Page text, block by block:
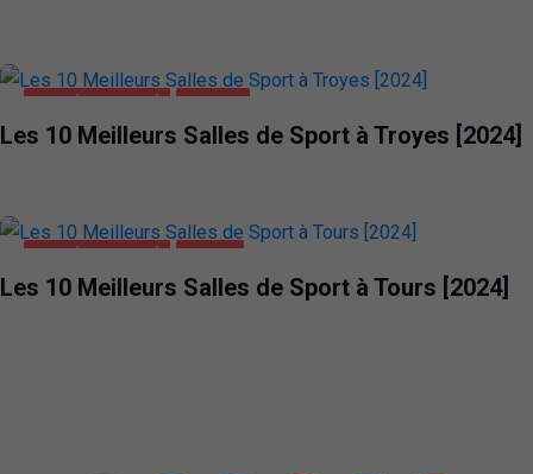
Les 10 Meilleurs Salles de Sport à Troyes [2024]
Les 10 Meilleurs Salles de Sport à Tours [2024]